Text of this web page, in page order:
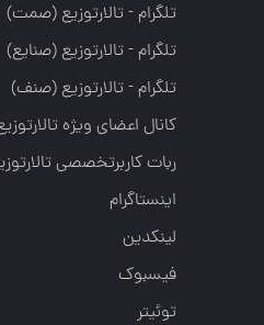
تلگرام - تالارتوزيع (صمت)
تلگرام - تالارتوزيع (صنايع)
تلگرام - تالارتوزیع (صنف)
کانال اعضای ویژه
ربات کاربرتخصصی
اینستاگرام
لینکدین
فیسبوک
توئیتر